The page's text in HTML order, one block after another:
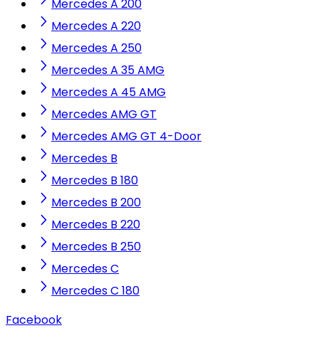
Mercedes A 200
Mercedes A 220
Mercedes A 250
Mercedes A 35 AMG
Mercedes A 45 AMG
Mercedes AMG GT
Mercedes AMG GT 4-Door
Mercedes B
Mercedes B 180
Mercedes B 200
Mercedes B 220
Mercedes B 250
Mercedes C
Mercedes C 180
Facebook